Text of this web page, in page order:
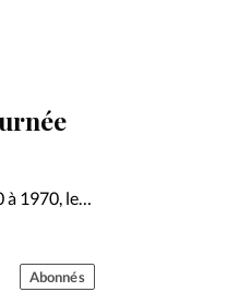
La boutique
À propos
1970, les
Etats de
Abonnés